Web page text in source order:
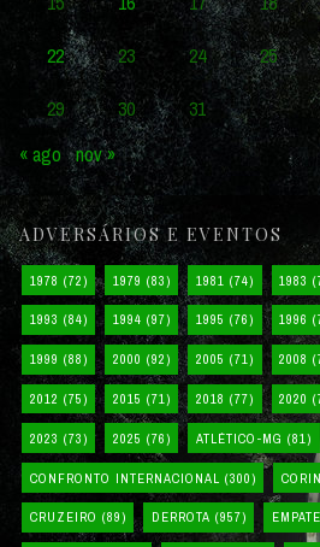
22
23 24 25
29
30
31
« ago nov »
ADVERSÁRIOS E EVENTOS
1978 (72) 1979 (83) 1981 (74) 1983
1993 (84) 1994 (97) 1995 (76) 1996
1999 (88) 2000 (92) 2005 (71) 2008
2012 (75) 2015 (71) 2018 (77) 2020
2023 (73) 2025 (76) ATLÉTICO-MG (81)
CONFRONTO INTERNACIONAL (300)
CRUZEIRO (89) DERROTA (957) EMPATE